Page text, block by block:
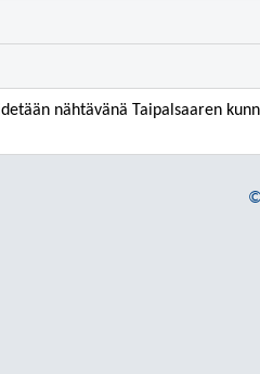
nähtävänä Taipalsaaren